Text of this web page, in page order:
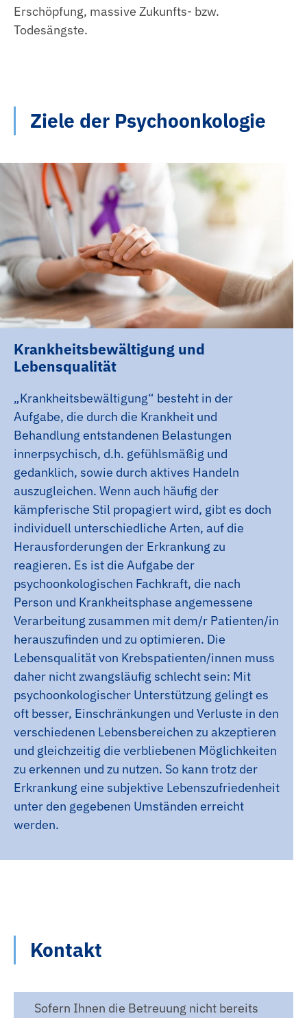
Erschöpfung, massive Zukunfts- bzw.
Todesängste.
Ziele der Psychoonkologie
Krankheitsbewältigung und
Lebensqualität
„Krankheitsbewältigung“ besteht in der
Aufgabe, die durch die Krankheit und
Behandlung entstandenen Belastungen
innerpsychisch, d.h. gefühlsmäßig und
gedanklich, sowie durch aktives Handeln
auszugleichen. Wenn auch häufig der
kämpferische Stil propagiert wird, gibt es doch
individuell unterschiedliche Arten, auf die
Herausforderungen der Erkrankung zu
reagieren. Es ist die Aufgabe der
psychoonkologischen Fachkraft, die nach
Person und Krankheitsphase angemessene
Verarbeitung zusammen mit dem/r Patienten/in
herauszufinden und zu optimieren. Die
Lebensqualität von Krebspatienten/innen muss
daher nicht zwangsläufig schlecht sein: Mit
psychoonkologischer Unterstützung gelingt es
oft besser, Einschränkungen und Verluste in den
verschiedenen Lebensbereichen zu akzeptieren
und gleichzeitig die verbliebenen Möglichkeiten
zu erkennen und zu nutzen. So kann trotz der
Erkrankung eine subjektive Lebenszufriedenheit
unter den gegebenen Umständen erreicht
werden.
Kontakt
Sofern Ihnen die Betreuung nicht bereits